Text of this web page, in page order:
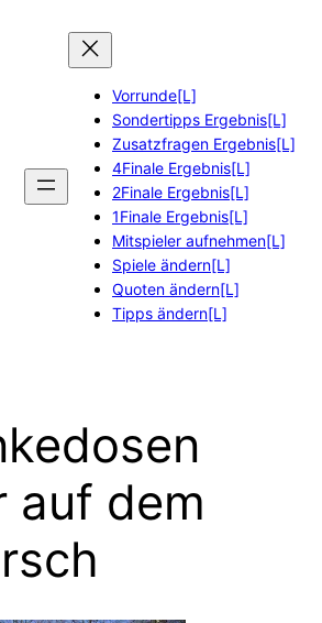
Vorrunde[L]
Sondertipps Ergebnis[L]
Zusatzfragen Ergebnis[L]
4Finale Ergebnis[L]
2Finale Ergebnis[L]
1Finale Ergebnis[L]
Mitspieler aufnehmen[L]
Spiele ändern[L]
Quoten ändern[L]
Tipps ändern[L]
auf dem